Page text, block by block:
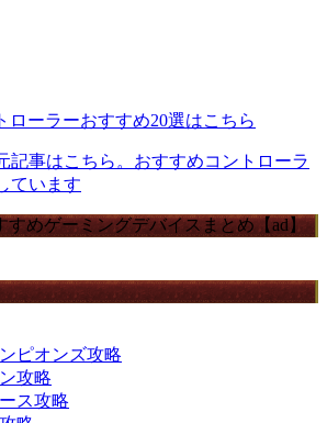
ローラーおすすめ20選はこちら
記事はこちら。おすすめコントローラ
ています
すめゲーミングデバイスまとめ【ad】
ピオンズ攻略
攻略
ス攻略